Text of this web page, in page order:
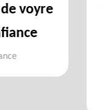
voyre